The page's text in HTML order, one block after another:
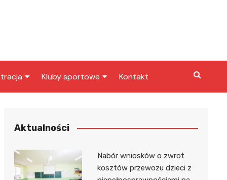
Kluby sportowe
Klub piłkarski
Kontakt
Aktualności
Nabór wniosków o zwrot
kosztów przewozu dzieci z